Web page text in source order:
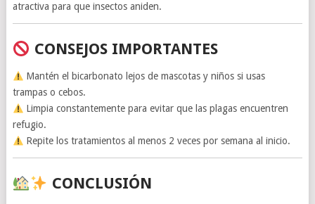
atractiva para que insectos aniden.
CONSEJOS IMPORTANTES
Mantén el bicarbonato lejos de mascotas y niños si usas
trampas o cebos.
Limpia constantemente para evitar que las plagas encuentren
refugio.
Repite los tratamientos al menos 2 veces por semana al inicio.
CONCLUSIÓN